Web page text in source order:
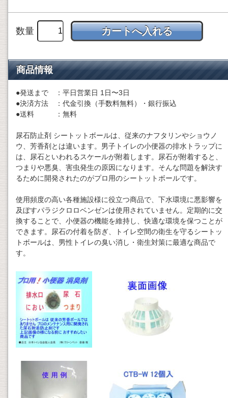
数量
商品情報
●発送まで ：平日営業日 1日〜3日
●決済方法 ：代金引換（手数料無料）・銀行振込
●送料 ：無料
尿石防止剤 シートットボールは、従来のナフタリンやショウノ
ウ、芳香剤とは違います。男子トイレの小便器の排水トラップに
は、尿石といわれるスケールが附着します。尿石が附着すると、
つまりや悪臭、害虫発生の原因になります。そんな問題を解決す
るために開発されたのがプロ用のシートットボールです。
使用頻度の高い各種施設様に役立つ商品で、下水環境に悪影響を
及ぼすパラジクロロベンゼンは使用されていません。定期的に交
換することで、小便器の機能を維持し、快適な環境を保つことが
できます。尿石の付着を防ぎ、トイレ空間の衛生を守るシートッ
トボールは、男性トイレの臭い消し・衛生対策に最適な商品で
す。